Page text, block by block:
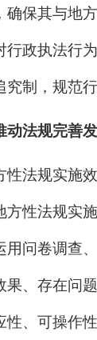
保其与地
行政执法行
制，规范
动法规完善
法规实施
方性法规实
问卷调查
、存在问
性、可操作